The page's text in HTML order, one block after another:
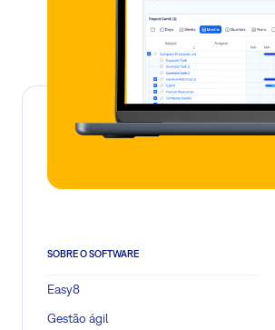
SOBRE O SOFTWARE
Easy8
Gestão ágil